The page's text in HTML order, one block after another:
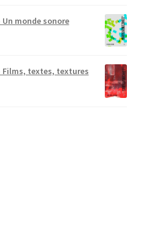
Un monde sonore
Films, textes, textures